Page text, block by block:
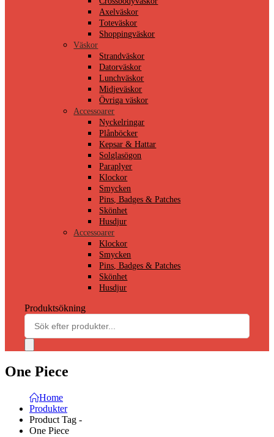
Axelväskor
Toteväskor
Shoppingväskor
Väskor
Strandväskor
Datorväskor
Lunchväskor
Midjeväskor
Övriga väskor
Accessoarer
Nyckelringar
Plånböcker
Kepsar & Hattar
Solglasögon
Paraplyer
Klockor
Smycken
Pins, Badges & Patches
Skönhet
Husdjur
Accessoarer
Klockor
Smycken
Pins, Badges & Patches
Skönhet
Husdjur
Produktsökning
One Piece
Home
Produkter
Product Tag -
One Piece